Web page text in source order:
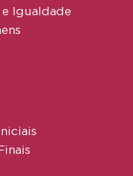
Igualdade